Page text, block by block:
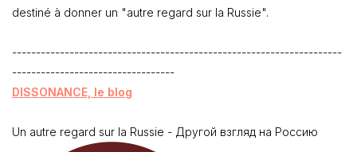
destiné à donner un "autre regard sur la Russie".
---------------------------------------------------------------------
----------------------------------
DISSONANCE, le blog
Un autre regard sur la Russie - Другой взгляд на Россию